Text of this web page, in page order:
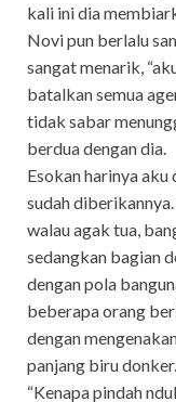
kali ini dia
Novi pun berlalu
sangat menarik,
batalkan semua
tidak sabar
berdua dengan dia.
Esokan harinya
sudah
walau agak tua,
sedangkan bagian
dengan pola
beberapa orang
dengan
panjang biru donker.
“Kenapa pindah